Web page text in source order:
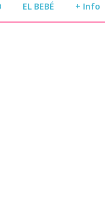
EL BEBÉ + Info